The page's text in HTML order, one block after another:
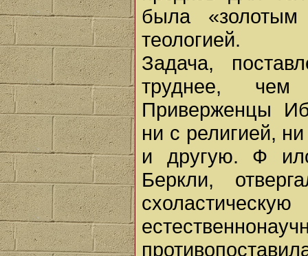
была
теологией.
Задача,
труднее, чем
Приверженцы
ни с религией,
и другую. Ф
Беркли,